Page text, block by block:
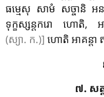
ធម្មេសុ សាមំ សច្ចានិ អន
ទុក្ខស្សន្តករោ ហោតិ,
(ស្យា. ក.)] ហោតិ អាគន្តា ឥ
៧. សត្